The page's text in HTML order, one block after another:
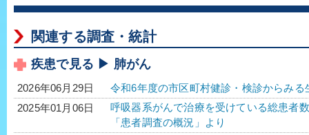
関連する調査・統計
疾患で見る ▶ 肺がん
2026年06月29日
令和6年度の市区町村健診・検診からみ
2025年01月06日
呼吸器系がんで治療を受けている総患者
「患者調査の概況」より